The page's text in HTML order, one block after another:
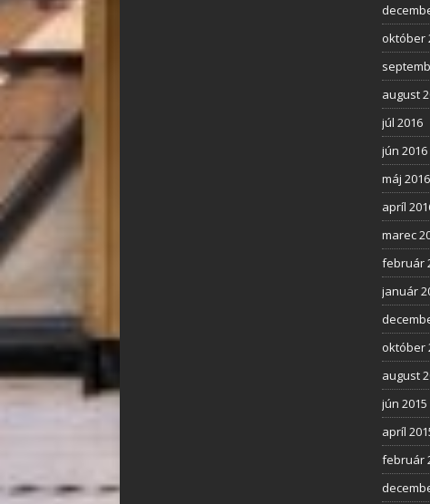
október
august
júl 2016
jún 2016
máj 2016
apríl
marec
február
január
október
august
jún 2015
apríl
február